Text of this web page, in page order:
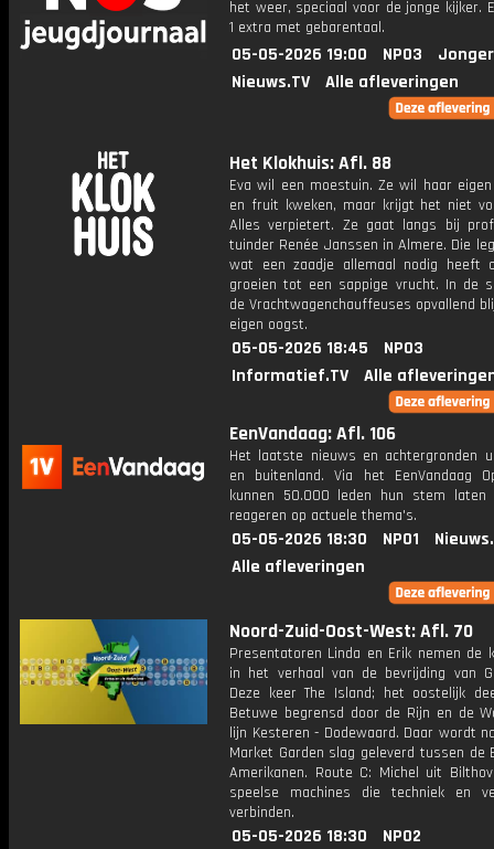
het weer, speciaal voor de jonge kijker.
1 extra met gebarentaal.
05-05-2026 19:00 NPO3
Nieuws.TV
Alle afleveringen
Het Klokhuis: Afl. 88
Eva wil een moestuin. Ze wil haar
en fruit kweken, maar krijgt het niet
Alles verpietert. Ze gaat langs bij
tuinder Renée Janssen in Almere. Die
wat een zaadje allemaal nodig heeft
groeien tot een sappige vrucht. In de
de Vrachtwagenchauffeuses opvallend
eigen oogst.
05-05-2026 18:45
NPO3
Informatief.TV
Alle
EenVandaag: Afl. 106
Het laatste nieuws en achtergronden
en buitenland. Via het EenVandaag
kunnen 50.000 leden hun stem laten
reageren op actuele thema's.
05-05-2026 18:30 NPO1
Alle afleveringen
Noord-Zuid-Oost-West: Afl. 70
Presentatoren Linda en Erik nemen de
in het verhaal van de bevrijding van
Deze keer The Island; het oostelijk
Betuwe begrensd door de Rijn en de
lijn Kesteren - Dodewaard. Daar wordt
Market Garden slag geleverd tussen de
Amerikanen. Route C: Michel uit
speelse machines die techniek en
verbinden.
05-05-2026 18:30
NPO2